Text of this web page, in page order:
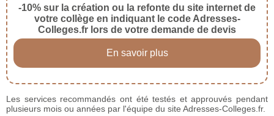
-10% sur la création ou la refonte du site internet de
votre collège en indiquant le code Adresses-
Colleges.fr lors de votre demande de devis
En savoir plus
Les services recommandés ont été testés et approuvés pendant
plusieurs mois ou années par l'équipe du site Adresses-Colleges.fr.